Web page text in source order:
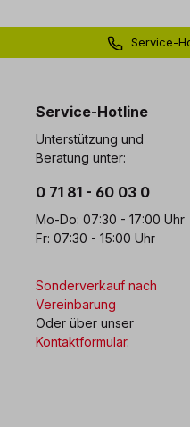
Service-
Service-Hotline
Unterstützung und
Beratung unter:
0 71 81 - 60 03 0
Mo-Do: 07:30 - 17:00 Uhr
Fr: 07:30 - 15:00 Uhr
Sonderverkauf nach
Vereinbarung
Oder über unser
Kontaktformular.